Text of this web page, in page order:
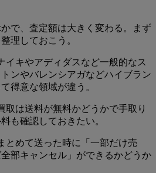
で、査定額は大きく変わる。まず
理しておこう。
イキやアディダスなど一般的なス
ンやバレンシアガなどハイブラン
得意な領域が違う。
取は送料が無料かどうかで手取り
も確認しておきたい。
とめて送った時に「一部だけ売
部キャンセル」ができるかどうか